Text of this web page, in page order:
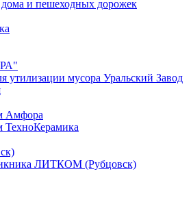
и пешеходных дорожек
утилизации мусора Уральский Завод
Амфора
ТехноКерамика
ЛИТКОМ (Рубцовск)